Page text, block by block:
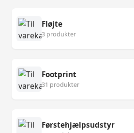
Fløjte
3 produkter
Footprint
31 produkter
Førstehjælpsudstyr